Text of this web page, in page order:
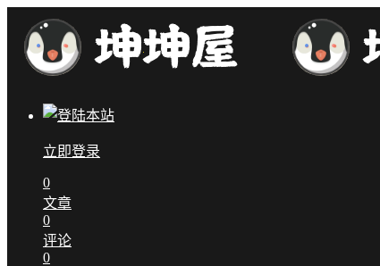
立即登录
0
文章
0
评论
0